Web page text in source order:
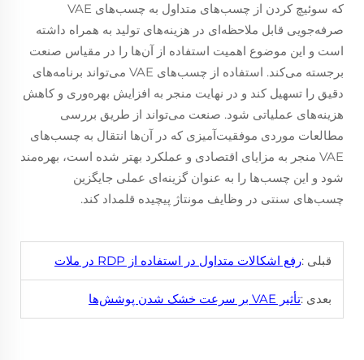
که سوئیچ کردن از چسب‌های متداول به چسب‌های VAE
صرفه‌جویی قابل ملاحظه‌ای در هزینه‌های تولید به همراه داشته
است و این موضوع اهمیت استفاده از آن‌ها را در مقیاس صنعت
برجسته می‌کند. استفاده از چسب‌های VAE می‌تواند برنامه‌های
دقیق را تسهیل کند و در نهایت منجر به افزایش بهره‌وری و کاهش
هزینه‌های عملیاتی شود. صنعت می‌تواند از طریق بررسی
مطالعات موردی موفقیت‌آمیزی که در آن‌ها انتقال به چسب‌های
VAE منجر به مزایای اقتصادی و عملکرد بهتر شده است، بهره‌مند
شود و این چسب‌ها را به عنوان گزینه‌ای عملی جایگزین
چسب‌های سنتی در وظایف مونتاژ پیچیده قلمداد کند.
قبلی :رفع اشکالات متداول در استفاده از RDP در ملات
بعدی :تأثیر VAE بر سرعت خشک شدن پوشش‌ها